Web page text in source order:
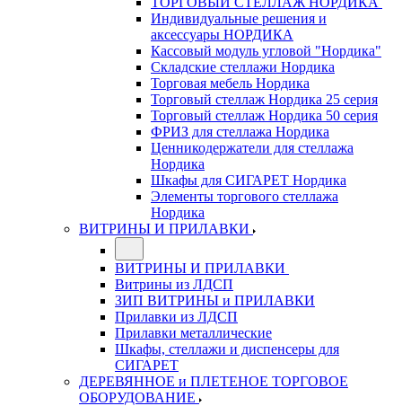
Индивидуальные решения и
аксессуары НОРДИКА
Кассовый модуль угловой "Нордика"
Складские стеллажи Нордика
Торговая мебель Нордика
Торговый стеллаж Нордика 25 серия
Торговый стеллаж Нордика 50 серия
ФРИЗ для стеллажа Нордика
Ценникодержатели для стеллажа
Нордика
Шкафы для СИГАРЕТ Нордика
Элементы торгового стеллажа
Нордика
ВИТРИНЫ И ПРИЛАВКИ
ВИТРИНЫ И ПРИЛАВКИ
Витрины из ЛДСП
ЗИП ВИТРИНЫ и ПРИЛАВКИ
Прилавки из ЛДСП
Прилавки металлические
Шкафы, стеллажи и диспенсеры для
СИГАРЕТ
ДЕРЕВЯННОЕ и ПЛЕТЕНОЕ ТОРГОВОЕ
ОБОРУДОВАНИЕ